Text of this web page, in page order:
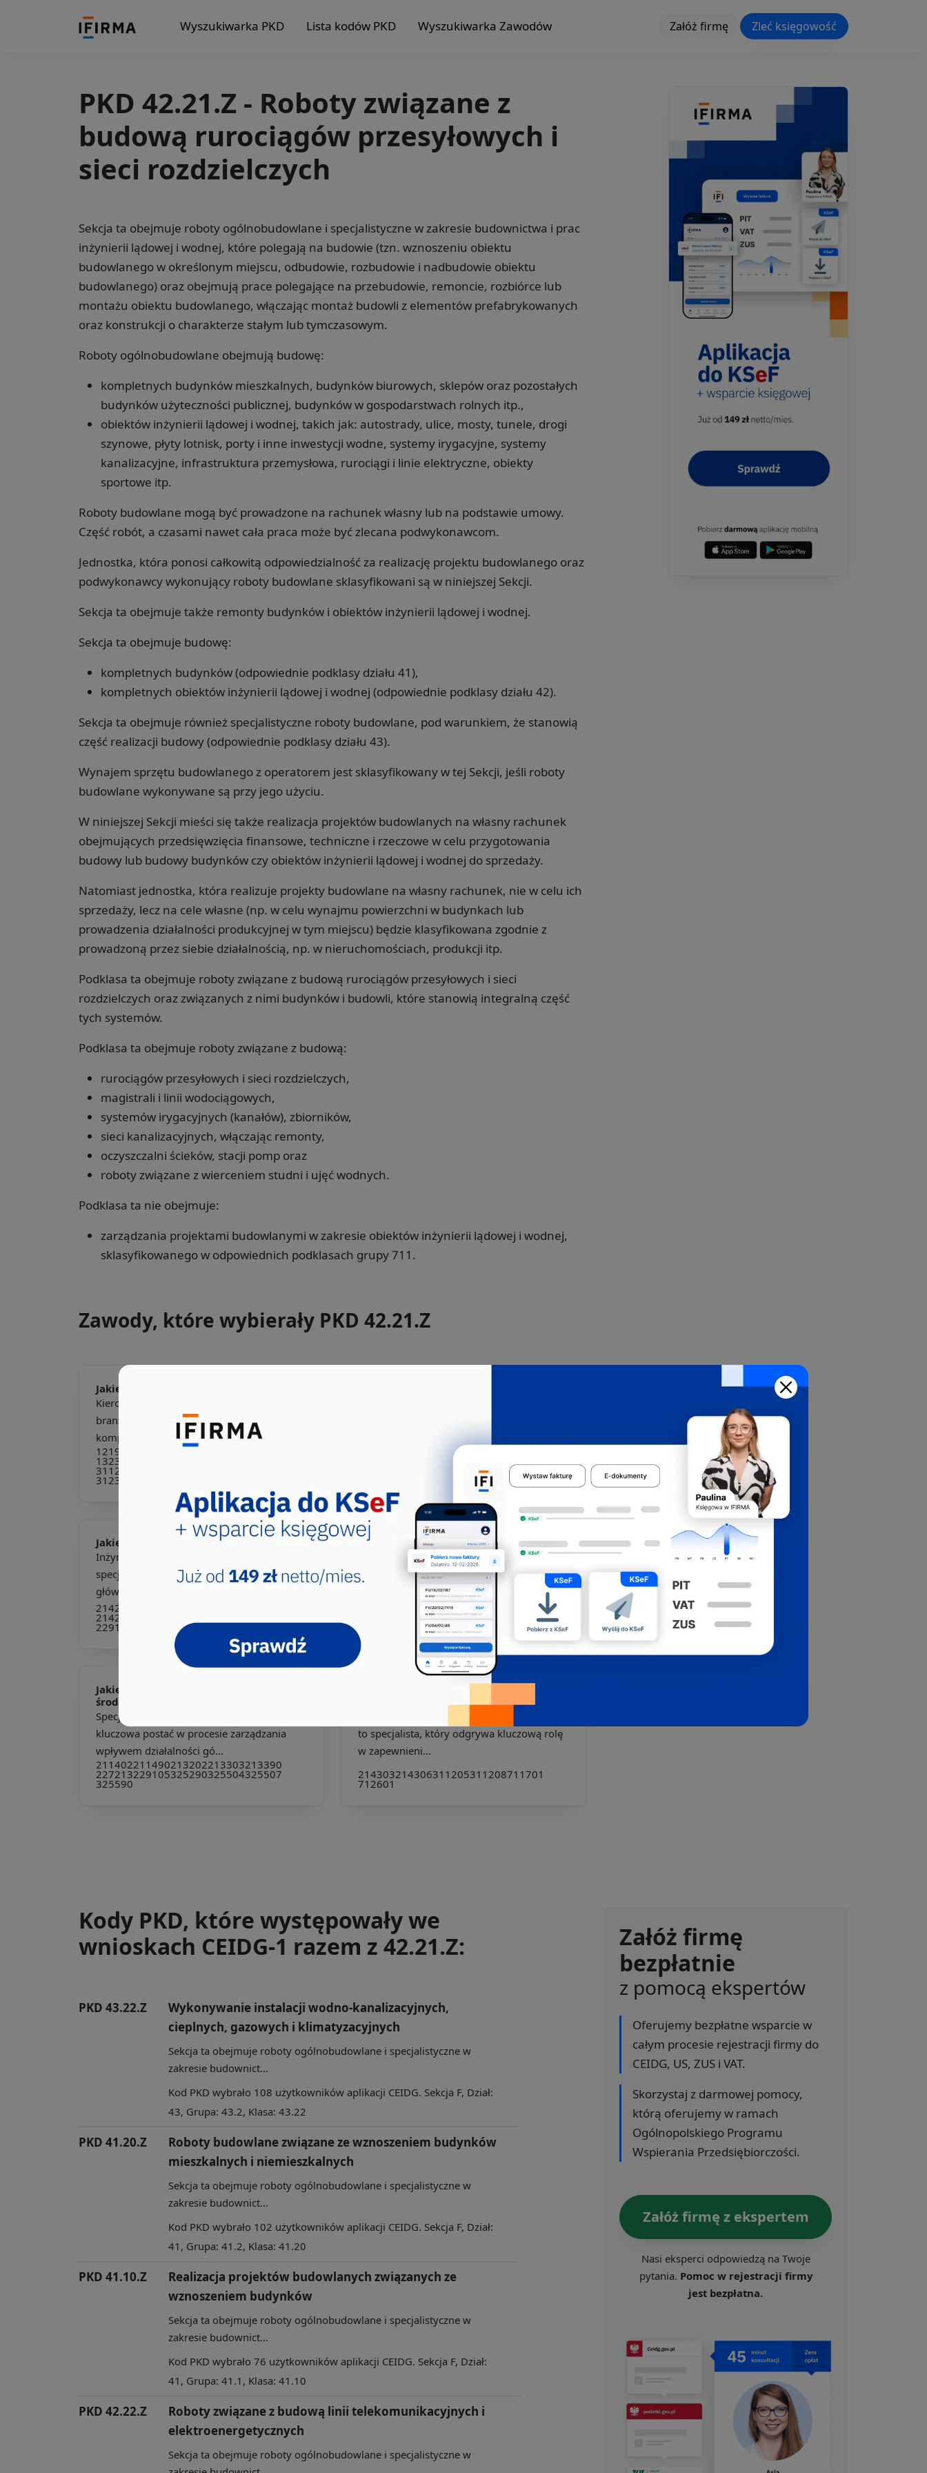
Wyszukiwarka PKD Lista kodów PKD Wyszukiwarka Zawodów Załóż firmę Zleć księgowość
PKD 42.21.Z - Roboty związane z
budową rurociągów przesyłowych i
sieci rozdzielczych
Sekcja ta obejmuje roboty ogólnobudowlane i specjalistyczne w zakresie budownictwa i prac
inżynierii lądowej i wodnej, które polegają na budowie (tzn. wznoszeniu obiektu
budowlanego w określonym miejscu, odbudowie, rozbudowie i nadbudowie obiektu
budowlanego) oraz obejmują prace polegające na przebudowie, remoncie, rozbiórce lub
montażu obiektu budowlanego, włączając montaż budowli z elementów prefabrykowanych
oraz konstrukcji o charakterze stałym lub tymczasowym.
Roboty ogólnobudowlane obejmują budowę:
kompletnych budynków mieszkalnych, budynków biurowych, sklepów oraz pozostałych
budynków użyteczności publicznej, budynków w gospodarstwach rolnych itp.,
obiektów inżynierii lądowej i wodnej, takich jak: autostrady, ulice, mosty, tunele, drogi
szynowe, płyty lotnisk, porty i inne inwestycji wodne, systemy irygacyjne, systemy
kanalizacyjne, infrastruktura przemysłowa, rurociągi i linie elektryczne, obiekty
sportowe itp.
Roboty budowlane mogą być prowadzone na rachunek własny lub na podstawie umowy.
Część robót, a czasami nawet cała praca może być zlecana podwykonawcom.
Jednostka, która ponosi całkowitą odpowiedzialność za realizację projektu budowlanego oraz
podwykonawcy wykonujący roboty budowlane sklasyfikowani są w niniejszej Sekcji.
Sekcja ta obejmuje także remonty budynków i obiektów inżynierii lądowej i wodnej.
Sekcja ta obejmuje budowę:
kompletnych budynków (odpowiednie podklasy działu 41),
kompletnych obiektów inżynierii lądowej i wodnej (odpowiednie podklasy działu 42).
Sekcja ta obejmuje również specjalistyczne roboty budowlane, pod warunkiem, że stanowią
część realizacji budowy (odpowiednie podklasy działu 43).
Wynajem sprzętu budowlanego z operatorem jest sklasyfikowany w tej Sekcji, jeśli roboty
budowlane wykonywane są przy jego użyciu.
W niniejszej Sekcji mieści się także realizacja projektów budowlanych na własny rachunek
obejmujących przedsięwzięcia finansowe, techniczne i rzeczowe w celu przygotowania
budowy lub budowy budynków czy obiektów inżynierii lądowej i wodnej do sprzedaży.
Natomiast jednostka, która realizuje projekty budowlane na własny rachunek, nie w celu ich
sprzedaży, lecz na cele własne (np. w celu wynajmu powierzchni w budynkach lub
prowadzenia działalności produkcyjnej w tym miejscu) będzie klasyfikowana zgodnie z
prowadzoną przez siebie działalnością, np. w nieruchomościach, produkcji itp.
Podklasa ta obejmuje roboty związane z budową rurociągów przesyłowych i sieci
rozdzielczych oraz związanych z nimi budynków i budowli, które stanowią integralną część
tych systemów.
Podklasa ta obejmuje roboty związane z budową:
rurociągów przesyłowych i sieci rozdzielczych,
magistrali i linii wodociągowych,
systemów irygacyjnych (kanałów), zbiorników,
sieci kanalizacyjnych, włączając remonty,
oczyszczalni ścieków, stacji pomp oraz
roboty związane z wierceniem studni i ujęć wodnych.
Podklasa ta nie obejmuje:
zarządzania projektami budowlanymi w zakresie obiektów inżynierii lądowej i wodnej,
sklasyfikowanego w odpowiednich podklasach grupy 711.
Zawody, które wybierały PKD 42.21.Z
Jakie pkd -
Kierownik budowy to kluczowa postać w
branży budowlanej, odpowiedzialna za
kompleksową organizację o...
121904
132291
132390
311201
312390
realizację różnorodnych ...
711690 711904
Jakie pkd -
Inżynier budownictwa
Inżynier budownictwa to kluczowy
specjalista w branży budowlanej, którego
głównym zadaniem jest proj...
214202
214207
229106 335403
Jakie pkd - Operator sprzętu
budowlanego
Operator sprzętu budowlanego to kluczowa
postać w branży budowlanej,
odpowiedzialna za obsługę różno...
712303713390811302 834201
834290931202 931206
Jakie pkd -
środowiska
Specjalista ds. ochrony środowiska to
kluczowa postać w procesie zarządzania
wpływem działalności gó...
211402211490213202213303213390
227213229105325290325504325507
325590
Projektant instalacji wodno-
to specjalista, który odgrywa kluczową rolę
w zapewnieni...
214303214306311205311208711701
712601
Kody PKD, które występowały we
wnioskach CEIDG-1 razem z 42.21.Z:
PKD 43.22.Z
Wykonywanie instalacji wodno-kanalizacyjnych,
cieplnych, gazowych i klimatyzacyjnych
Sekcja ta obejmuje roboty ogólnobudowlane i specjalistyczne w
zakresie budownict...
Kod PKD wybrało 108 użytkowników aplikacji CEIDG. Sekcja F, Dział:
43, Grupa: 43.2, Klasa: 43.22
PKD 41.20.Z
Roboty budowlane związane ze wznoszeniem budynków
mieszkalnych i niemieszkalnych
Sekcja ta obejmuje roboty ogólnobudowlane i specjalistyczne w
zakresie budownict...
Kod PKD wybrało 102 użytkowników aplikacji CEIDG. Sekcja F, Dział:
41, Grupa: 41.2, Klasa: 41.20
PKD 41.10.Z
Realizacja projektów budowlanych związanych ze
wznoszeniem budynków
Sekcja ta obejmuje roboty ogólnobudowlane i specjalistyczne w
zakresie budownict...
Kod PKD wybrało 76 użytkowników aplikacji CEIDG. Sekcja F, Dział:
41, Grupa: 41.1, Klasa: 41.10
PKD 42.22.Z
Roboty związane z budową linii telekomunikacyjnych i
elektroenergetycznych
Sekcja ta obejmuje roboty ogólnobudowlane i specjalistyczne w
Załóż firmę
bezpłatnie
z pomocą ekspertów
Oferujemy bezpłatne wsparcie w
całym procesie rejestracji firmy do
CEIDG, US, ZUS i VAT.
Skorzystaj z darmowej pomocy,
którą oferujemy w ramach
Ogólnopolskiego Programu
Wspierania Przedsiębiorczości.
Załóż firmę z ekspertem
Nasi eksperci odpowiedzą na Twoje
pytania. Pomoc w rejestracji firmy
jest bezpłatna.